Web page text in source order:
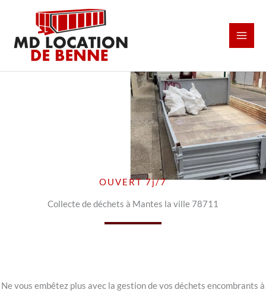
contenu
OUVERT 7j/7
Collecte de déchets à Mantes la ville 78711
Ne vous embêtez plus avec la gestion de vos déchets encombrants à